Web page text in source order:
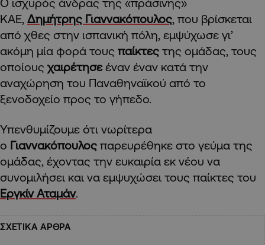
Ο ισχυρός άνδρας της «πράσινης»
ΚΑΕ, Δημήτρης Γιαννακόπουλος, που βρίσκεται
από χθες στην ισπανική πόλη, εμψύχωσε γι’
ακόμη μία φορά τους παίκτες της ομάδας, τους
οποίους χαιρέτησεέναν έναν κατά την
αναχώρηση του Παναθηναϊκού από το
ξενοδοχείο προς το γήπεδο.
Υπενθυμίζουμε ότι νωρίτερα
ο Γιαννακόπουλος παρευρέθηκε στο γεύμα της
ομάδας, έχοντας την ευκαιρία εκ νέου να
συνομιλήσει και να εμψυχώσει τους παίκτες του
Εργκίν Αταμάν.
ΣΧΕΤΙΚΑ ΑΡΘΡΑ